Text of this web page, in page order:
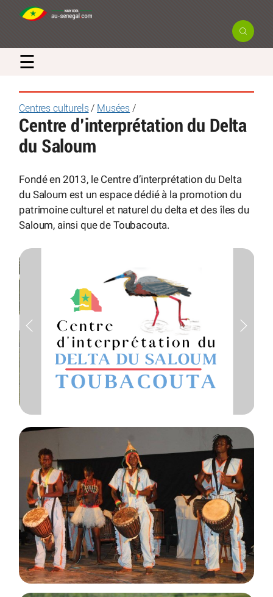
☰
Centres culturels/ Musées /
Centre d’interprétation du Delta
du Saloum
Fondé en 2013, le Centre d’interprétation du Delta
du Saloum est un espace dédié à la promotion du
patrimoine culturel et naturel du delta et des îles du
Saloum, ainsi que de Toubacouta.